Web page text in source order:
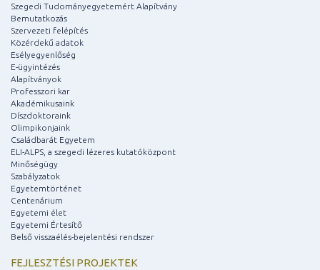
Szegedi Tudományegyetemért Alapítvány
Bemutatkozás
Szervezeti felépítés
Közérdekű adatok
Esélyegyenlőség
E-ügyintézés
Alapítványok
Professzori kar
Akadémikusaink
Díszdoktoraink
Olimpikonjaink
Családbarát Egyetem
ELI-ALPS, a szegedi lézeres kutatóközpont
Minőségügy
Szabályzatok
Egyetemtörténet
Centenárium
Egyetemi élet
Egyetemi Értesítő
Belső visszaélés-bejelentési rendszer
FEJLESZTÉSI PROJEKTEK